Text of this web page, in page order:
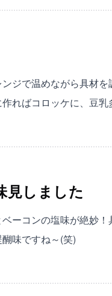
ジで温めながら具材
ればコロッケに、豆
見しました
ーコンの塩味が絶妙
味ですね～(笑)